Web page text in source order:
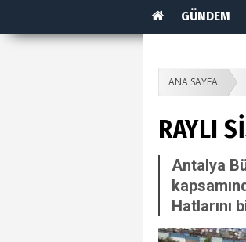
GÜNDEM
ANA SAYFA
RAYLI
Antalya
Hatlarını